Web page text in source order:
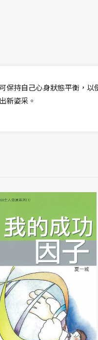
持自己心身狀態平衡，
新姿采。